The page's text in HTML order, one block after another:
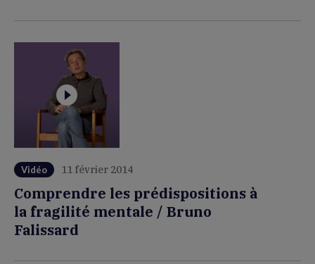
Vidéo 11 février 2014
Comprendre les prédispositions à
la fragilité mentale / Bruno
Falissard